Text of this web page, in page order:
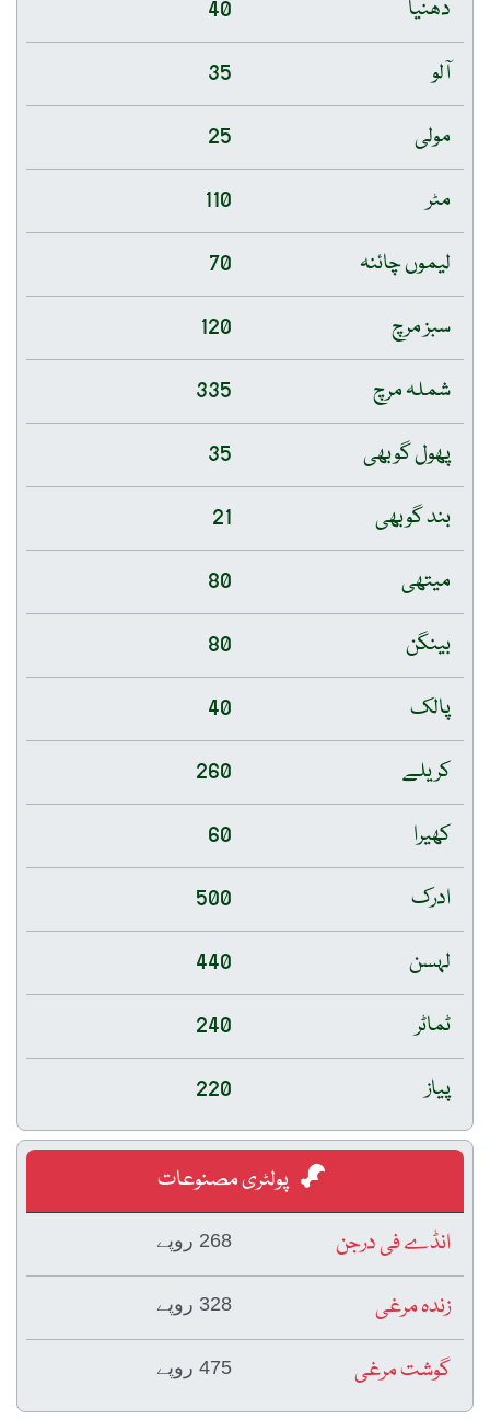
دھنیا
40
آلو
35
مولی
25
مٹر
110
لیموں چائنہ
70
سبز مرچ
120
شملہ مرچ
335
پھول گوبھی
35
بند گوبھی
21
میتھی
80
بینگن
80
پالک
40
کریلے
260
کھیرا
60
ادرک
500
لہسن
440
ٹماٹر
240
پیاز
220
پولٹری مصنوعات
انڈے فی درجن
268 روپے
زندہ مرغی 328 روپے
گوشت مرغی 475 روپے